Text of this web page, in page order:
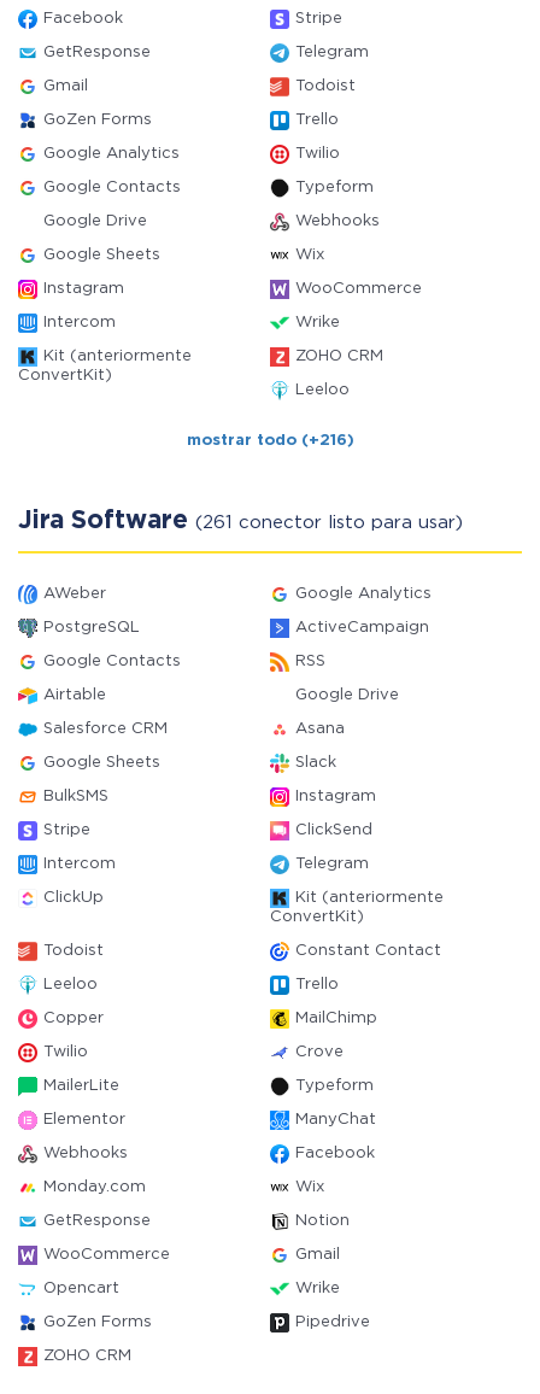
Facebook Stripe
GetResponse Telegram
Gmail Todoist
GoZen Forms Trello
Google Analytics Twilio
Google Contacts Typeform
Google Drive Webhooks
Google Sheets Wix
Instagram WooCommerce
Intercom Wrike
Kit (anteriormente
ConvertKit)
ZOHO CRM
Leeloo
mostrar todo (+216)
Jira Software (261 conector listo para usar)
AWeber Google Analytics
PostgreSQL ActiveCampaign
Google Contacts RSS
Airtable Google Drive
Salesforce CRM Asana
Google Sheets Slack
BulkSMS Instagram
Stripe ClickSend
Intercom Telegram
ClickUp
Kit (anteriormente
ConvertKit)
Todoist Constant Contact
Leeloo Trello
Copper MailChimp
Twilio Crove
MailerLite Typeform
Elementor ManyChat
Webhooks Facebook
Monday.com Wix
GetResponse Notion
WooCommerce Gmail
Opencart Wrike
GoZen Forms Pipedrive
ZOHO CRM